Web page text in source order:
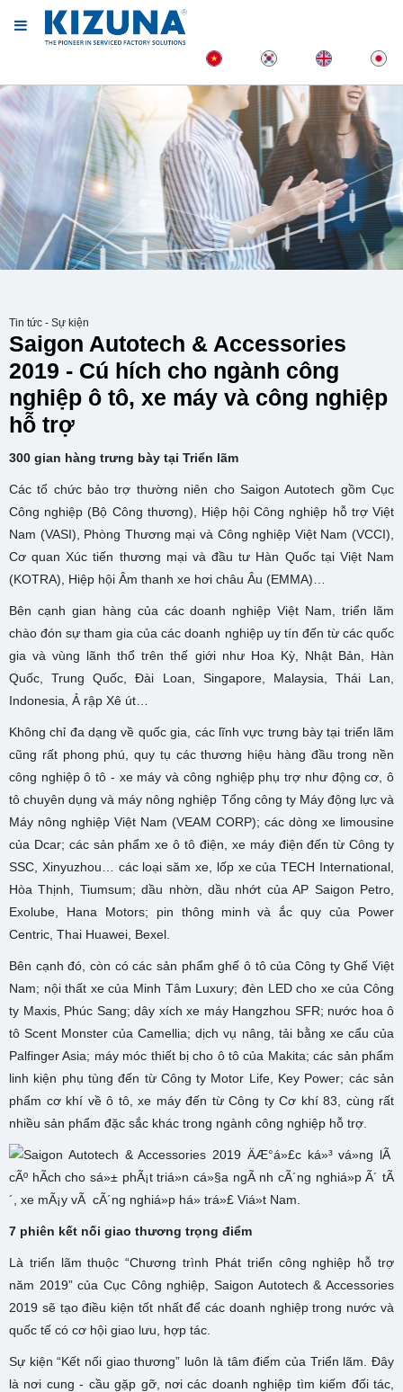
Tin tức - Sự kiện
Saigon Autotech & Accessories
2019 - Cú hích cho ngành công
nghiệp ô tô, xe máy và công nghiệp
hỗ trợ
300 gian hàng trưng bày tại Triển lãm
Các tổ chức bảo trợ thường niên cho Saigon Autotech gồm Cục
Công nghiệp (Bộ Công thương), Hiệp hội Công nghiệp hỗ trợ Việt
Nam (VASI), Phòng Thương mại và Công nghiệp Việt Nam (VCCI),
Cơ quan Xúc tiến thương mại và đầu tư Hàn Quốc tại Việt Nam
(KOTRA), Hiệp hội Âm thanh xe hơi châu Âu (EMMA)…
Bên cạnh gian hàng của các doanh nghiệp Việt Nam, triển lãm
chào đón sự tham gia của các doanh nghiệp uy tín đến từ các quốc
gia và vùng lãnh thổ trên thế giới như Hoa Kỳ, Nhật Bản, Hàn
Quốc, Trung Quốc, Đài Loan, Singapore, Malaysia, Thái Lan,
Indonesia, Ả rập Xê út…
Không chỉ đa dạng về quốc gia, các lĩnh vực trưng bày tại triển lãm
cũng rất phong phú, quy tụ các thương hiệu hàng đầu trong nền
công nghiệp ô tô - xe máy và công nghiệp phụ trợ như động cơ, ô
tô chuyên dụng và máy nông nghiệp Tổng công ty Máy động lực và
Máy nông nghiệp Việt Nam (VEAM CORP); các dòng xe limousine
của Dcar; các sản phẩm xe ô tô điện, xe máy điện đến từ Công ty
SSC, Xinyuzhou… các loại săm xe, lốp xe của TECH International,
Hòa Thịnh, Tiumsum; dầu nhờn, dầu nhớt của AP Saigon Petro,
Exolube, Hana Motors; pin thông minh và ắc quy của Power
Centric, Thai Huawei, Bexel.
Bên cạnh đó, còn có các sản phẩm ghế ô tô của Công ty Ghế Việt
Nam; nội thất xe của Minh Tâm Luxury; đèn LED cho xe của Công
ty Maxis, Phúc Sang; dây xích xe máy Hangzhou SFR; nước hoa ô
tô Scent Monster của Camellia; dịch vụ nâng, tải bằng xe cẩu của
Palfinger Asia; máy móc thiết bị cho ô tô của Makita; các sản phẩm
linh kiện phụ tùng đến từ Công ty Motor Life, Key Power; các sản
phẩm cơ khí về ô tô, xe máy đến từ Công ty Cơ khí 83, cùng rất
nhiều sản phẩm đặc sắc khác trong ngành công nghiệp hỗ trợ.
7 phiên kết nối giao thương trọng điểm
Là triển lãm thuộc “Chương trình Phát triển công nghiệp hỗ trợ
năm 2019” của Cục Công nghiệp, Saigon Autotech & Accessories
2019 sẽ tạo điều kiện tốt nhất để các doanh nghiệp trong nước và
quốc tế có cơ hội giao lưu, hợp tác.
Sự kiện “Kết nối giao thương” luôn là tâm điểm của Triển lãm. Đây
là nơi cung - cầu gặp gỡ, nơi các doanh nghiệp tìm kiếm đối tác,